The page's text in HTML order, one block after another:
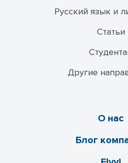
Русский язык и
Статьи
Другие
О нас
Блог